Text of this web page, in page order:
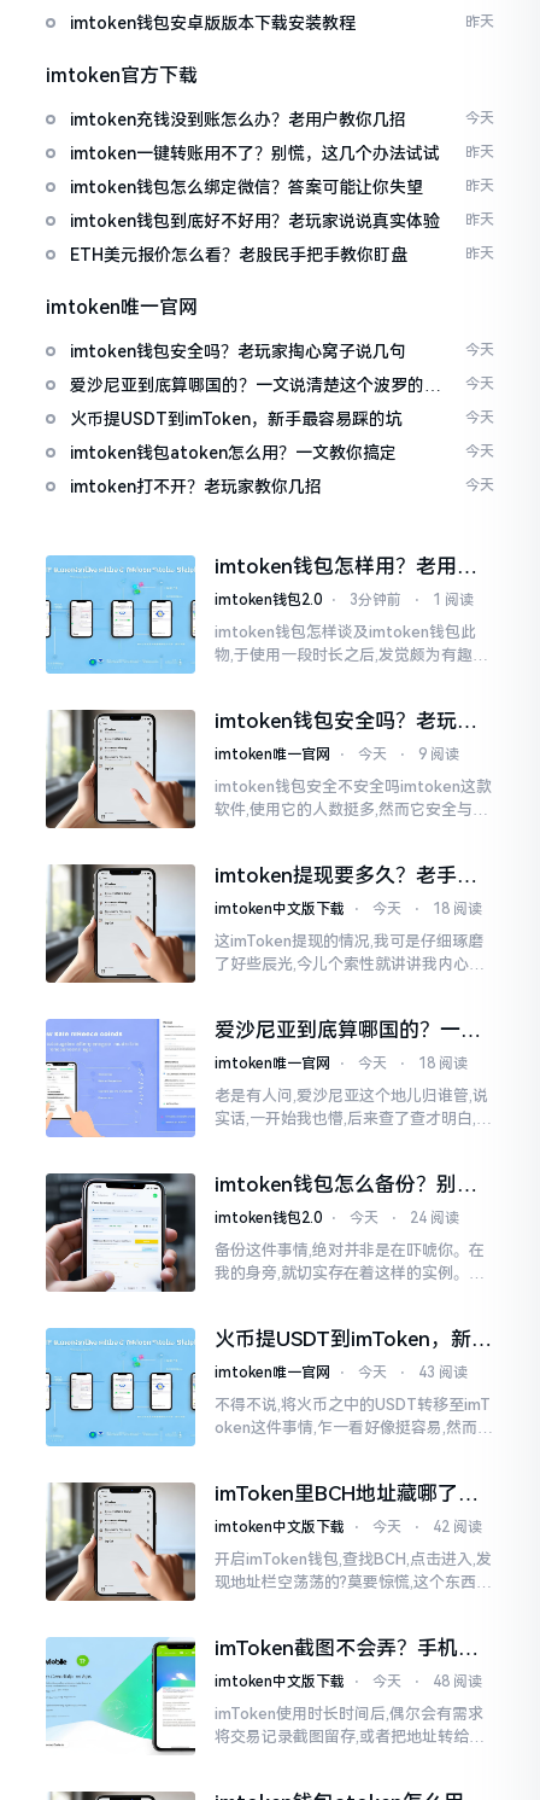
imtoken钱包安卓版版本下载安装教程 昨天
imtoken官方下载
imtoken充钱没到账怎么办？老用户教你几招 今天
imtoken一键转账用不了？别慌，这几个办法试试 昨天
imtoken钱包怎么绑定微信？答案可能让你失望 昨天
imtoken钱包到底好不好用？老玩家说说真实体验 昨天
ETH美元报价怎么看？老股民手把手教你盯盘 昨天
imtoken唯一官网
imtoken钱包安全吗？老玩家掏心窝子说几句 今天
爱沙尼亚到底算哪国的？一文说清楚这个波罗的海
小国
今天
火币提USDT到imToken，新手最容易踩的坑 今天
imtoken钱包atoken怎么用？一文教你搞定 今天
imtoken打不开？老玩家教你几招 今天
imtoken钱包怎样用？老用户
掏心窝说几句
imtoken钱包2.0 ⋅ 3分钟前 ⋅ 1 阅读
imtoken钱包怎样谈及imtoken钱包此
物,于使用一段时长之后,发觉颇为有趣玩
说其不好用
imtoken钱包安全吗？老玩家
掏心窝子说几句
imtoken唯一官网 ⋅ 今天 ⋅ 9 阅读
imtoken钱包安全不安全吗imtoken这款
软件,使用它的人数挺多,然而它安全与否
过有人用它赚到钱,每晚能安稳入睡
imtoken提现要多久？老手说
说真实体验
imtoken中文版下载 ⋅ 今天 ⋅ 18 阅读
这imToken提现的情况,我可是仔细琢磨
了好些辰光,今儿个索性就讲讲我内心的
能成功到账
爱沙尼亚到底算哪国的？一文
说清楚这个波罗的海小国
imtoken唯一官网 ⋅ 今天 ⋅ 18 阅读
老是有人问,爱沙尼亚这个地儿归谁管,说
实话,一开始我也懵,后来查了查才明白,爱
就是芬兰。
imtoken钱包怎么备份？别等
丢了才后悔
imtoken钱包2.0 ⋅ 今天 ⋅ 24 阅读
备份这件事情,绝对并非是在吓唬你。在
我的身旁,就切实存在着这样的实例。有
失得无影无踪了
火币提USDT到imToken，新手
最容易踩的坑
imtoken唯一官网 ⋅ 今天 ⋅ 43 阅读
不得不说,将火币之中的USDT转移至imT
oken这件事情,乍一看好像挺容易,然而在
imToken里BCH地址藏哪了？
手把手教你找对位置
imtoken中文版下载 ⋅ 今天 ⋅ 42 阅读
开启imToken钱包,查找BCH,点击进入,发
现地址栏空荡荡的?莫要惊慌,这个东西隐
imToken截图不会弄？手机这
招教你搞定
imtoken中文版下载 ⋅ 今天 ⋅ 48 阅读
imToken使用时长时间后,偶尔会有需求
将交易记录截图留存,或者把地址转给友